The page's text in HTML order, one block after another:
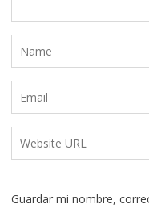
Guardar mi nombre,